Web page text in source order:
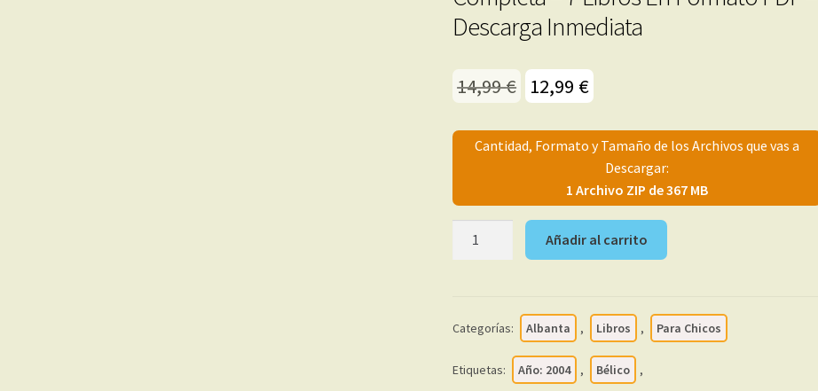
Descarga Inmediata
14,99€
El
original
14,99 €.
12,99 €
actual
es:
12,99 €.
Cantidad, Formato y Tamaño de los Archivos que vas a
Descargar:
1 Archivo ZIP de 367 MB
Colección
Completa
Añadir al carrito
Categorías: Albanta , Libros , Para Chicos
Etiquetas: Año: 2004 , Bélico ,